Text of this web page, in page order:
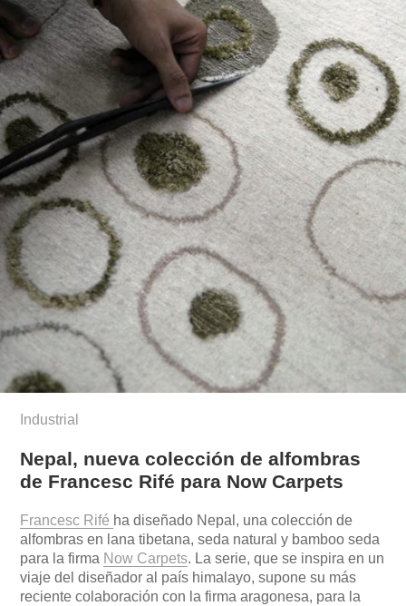
Industrial
Nepal, nueva colección de alfombras
de Francesc Rifé para Now Carpets
Francesc Rifé ha diseñado Nepal, una colección de
alfombras en lana tibetana, seda natural y bamboo seda
para la firma Now Carpets. La serie, que se inspira en un
viaje del diseñador al país himalayo, supone su más
reciente colaboración con la firma aragonesa, para la